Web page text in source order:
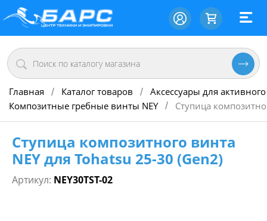
Главная / Каталог товаров / Аксессуары для
Композитные гребные винты NEY / Ступица
Ступица композитного винта
NEY для Tohatsu 25-30 (Gen2)
Артикул: NEY30TST-02